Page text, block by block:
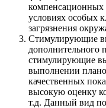
компенсационных
условиях особых
загрязнения
Стимулирующие
дополнительного
стимулирующие
выполнении
качественных
высокую оценку
т.д. Данный вид